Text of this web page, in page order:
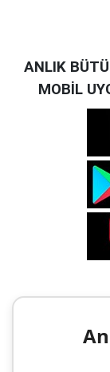
ANLIK
MOBİL